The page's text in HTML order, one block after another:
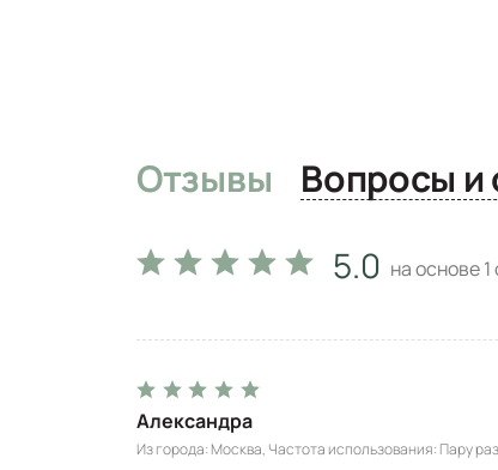
Отзывы
5.0 на основе1
Александра
Из города Москва Частота использования Пару